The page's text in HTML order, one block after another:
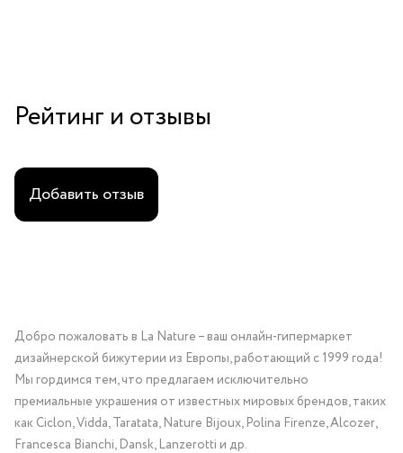
Рейтинг и отзывы
Добавить отзыв
Добро пожаловать в La Nature – ваш онлайн-гипермаркет
дизайнерской бижутерии из Европы, работающий с 1999 года!
Мы гордимся тем, что предлагаем исключительно
премиальные украшения от известных мировых брендов, таких
как Ciclon, Vidda, Taratata, Nature Bijoux, Polina Firenze, Alcozer,
Francesca Bianchi, Dansk, Lanzerotti и др.